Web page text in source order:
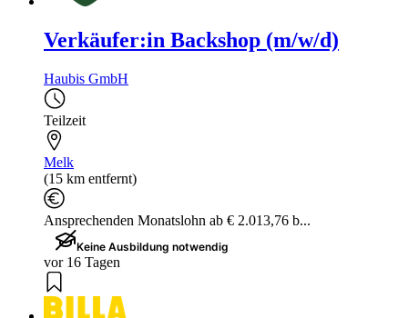
Verkäufer:in Backshop (m/w/d)
Haubis GmbH
Teilzeit
Melk
(15 km entfernt)
Ansprechenden Monatslohn ab € 2.013,76 b...
Keine Ausbildung notwendig
vor 16 Tagen